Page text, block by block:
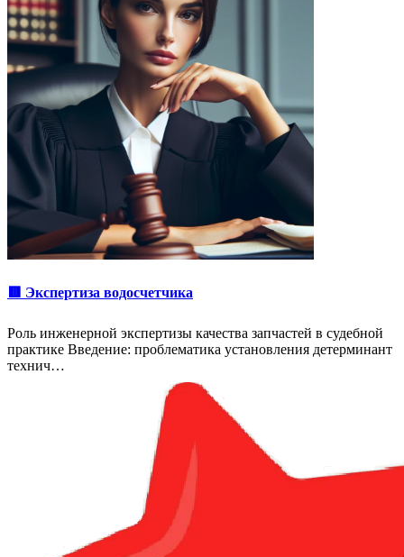
🟥 Экспертиза водосчетчика
Роль инженерной экспертизы качества запчастей в судебной
практике Введение: проблематика установления детерминант
технич…